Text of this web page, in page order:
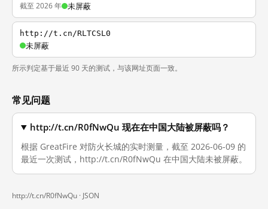
截至 2026 年 未屏蔽
http://t.cn/RLTCSL0
未屏蔽
所示判定基于最近 90 天的测试，与该网址页面一致。
常见问题
http://t.cn/R0fNwQu 现在在中国大陆被屏蔽吗？
根据 GreatFire 对防火长城的实时测量，截至 2026-06-09 的
最近一次测试，http://t.cn/R0fNwQu 在中国大陆未被屏蔽。
http://t.cn/R0fNwQu · JSON